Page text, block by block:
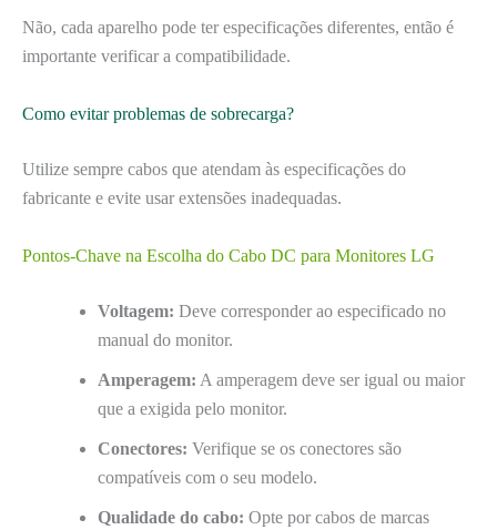
Não, cada aparelho pode ter especificações diferentes, então é
importante verificar a compatibilidade.
Como evitar problemas de sobrecarga?
Utilize sempre cabos que atendam às especificações do
fabricante e evite usar extensões inadequadas.
Pontos-Chave na Escolha do Cabo DC para Monitores LG
Voltagem: Deve corresponder ao especificado no
manual do monitor.
Amperagem: A amperagem deve ser igual ou maior
que a exigida pelo monitor.
Conectores: Verifique se os conectores são
compatíveis com o seu modelo.
Qualidade do cabo: Opte por cabos de marcas